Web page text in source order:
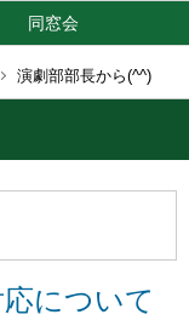
同窓会
演劇部部長から(^^)
について